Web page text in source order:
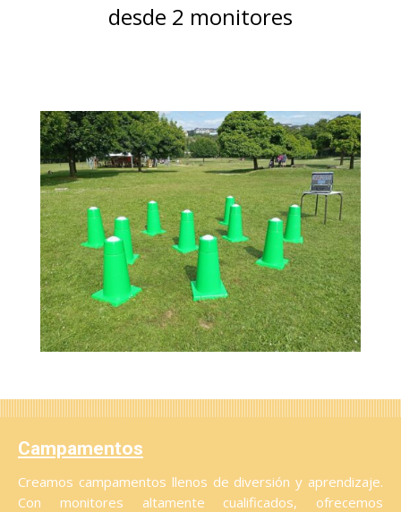
desde 2 monitores
Campamentos
Creamos campamentos llenos de diversión y aprendizaje.
Con monitores altamente cualificados, ofrecemos